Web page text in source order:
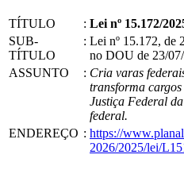
TÍTULO : Lei nº 15.172/
SUB-
TÍTULO
: Lei nº 15.172, de
no DOU de 23/
ASSUNTO
: Cria varas
transforma
Justiça Federal
federal.
ENDEREÇO : https://
2026/2025/lei/